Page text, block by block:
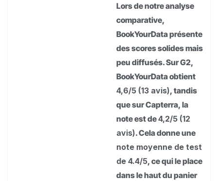
Lors de notre analyse
comparative,
BookYourData présente
des scores solides mais
peu diffusés. Sur G2,
BookYourData obtient
4,6/5 (13 avis), tandis
que sur Capterra, la
note est de4,2/5 (12
avis). Cela donne une
note moyenne de test
de 4.4/5, ce qui le place
dans le haut du panier